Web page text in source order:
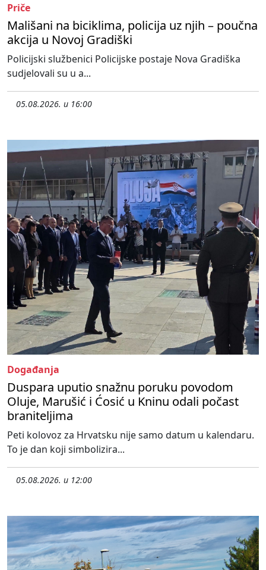
Priče
Mališani na biciklima, policija uz njih – poučna
akcija u Novoj Gradiški
Policijski službenici Policijske postaje Nova Gradiška
sudjelovali su u a...
05.08.2026. u 16:00
Događanja
Duspara uputio snažnu poruku povodom
Oluje, Marušić i Ćosić u Kninu odali počast
braniteljima
Peti kolovoz za Hrvatsku nije samo datum u kalendaru.
To je dan koji simbolizira...
05.08.2026. u 12:00